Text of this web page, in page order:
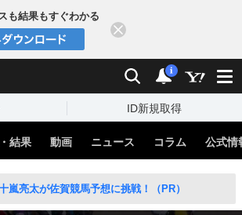
も結果もすぐわかる
検索 通知
i
ID新規取得
結果 動画 ニュース コラム 公式情
嵐亮太が佐賀競馬予想に挑戦！（PR）